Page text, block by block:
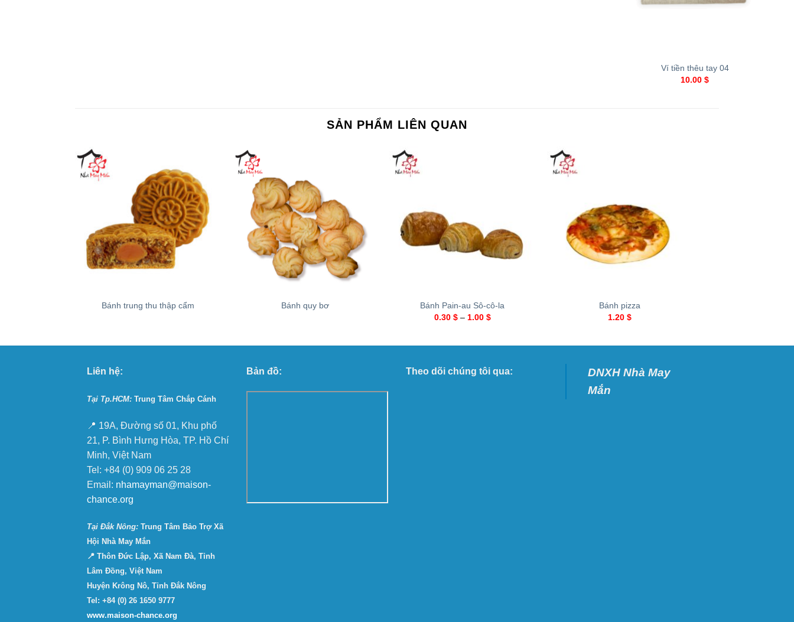
Ví tiền thêu tay 04
10.00 $
SẢN PHẨM LIÊN QUAN
Bánh trung thu thập cẩm Bánh quy bơ
Bánh Pain-au Sô-cô-la
0.30 $– 1.00 $
Bánh pizza
1.20 $
Liên hệ:
Tại Tp.HCM: Trung Tâm Chắp Cánh
📍 19A, Đường số 01, Khu phố
21, P. Bình Hưng Hòa, TP. Hồ Chí
Minh, Việt Nam
Tel: +84 (0) 909 06 25 28
Email: nhamayman@maison-
chance.org
Tại Ðắk Nông: Trung Tâm Bảo Trợ Xã
Hội Nhà May Mắn
📍 Thôn Đức Lập, Xã Nam Đà, Tỉnh
Lâm Đồng, Việt Nam
Huyện Krông Nô, Tỉnh Đắk Nông
Tel: +84 (0) 26 1650 9777
www.maison-chance.org
Bản đồ: Theo dõi chúng tôi qua:
DNXH Nhà May
Mắn